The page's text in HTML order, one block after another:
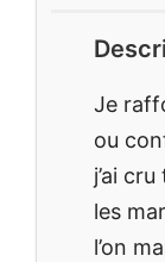
Je
ou
j’ai
les
l’on